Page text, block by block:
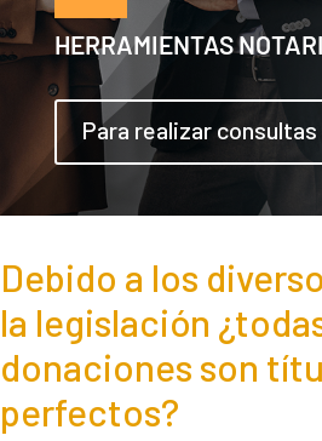
HERRAMIENTAS
Para realizar
Debido a los
la legislación
donaciones son
perfectos?